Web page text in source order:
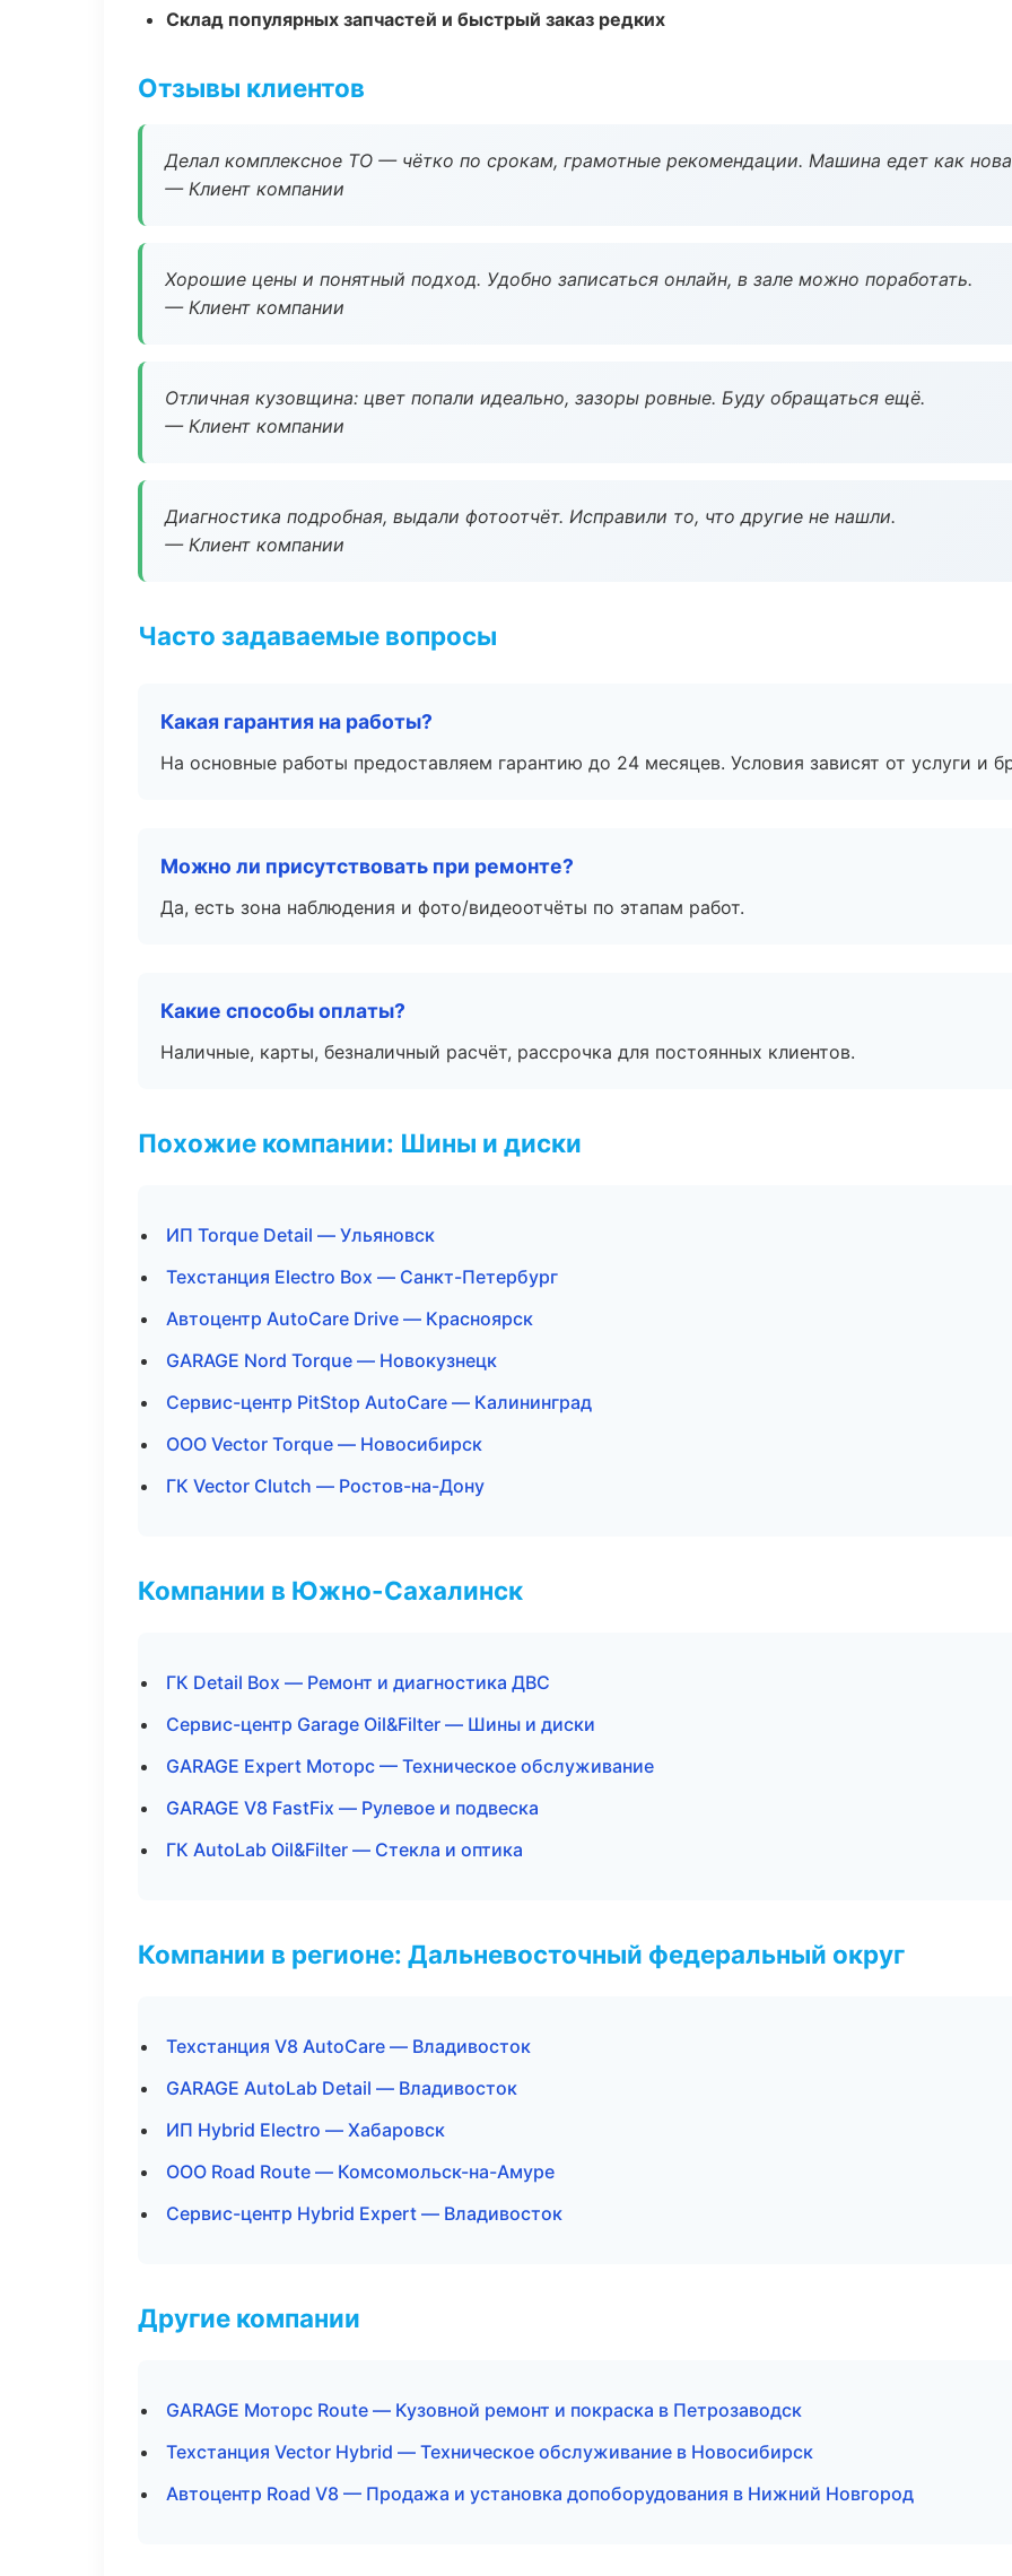
Склад популярных запчастей и быстрый заказ редких
Отзывы клиентов
Делал комплексное ТО — чётко по срокам, грамотные рекомендации. Машина едет как
— Клиент компании
Хорошие цены и понятный подход. Удобно записаться онлайн, в зале можно поработать.
— Клиент компании
Отличная кузовщина: цвет попали идеально, зазоры ровные. Буду обращаться ещё.
— Клиент компании
Диагностика подробная, выдали фотоотчёт. Исправили то, что другие не нашли.
— Клиент компании
Часто задаваемые вопросы
Какая гарантия на работы?
На основные работы предоставляем гарантию до 24 месяцев. Условия зависят от услуги и
Можно ли присутствовать при ремонте?
Да, есть зона наблюдения и фото/видеоотчёты по этапам работ.
Какие способы оплаты?
Наличные, карты, безналичный расчёт, рассрочка для постоянных клиентов.
Похожие компании: Шины и диски
ИП Torque Detail — Ульяновск
Техстанция Electro Box — Санкт-Петербург
Автоцентр AutoCare Drive — Красноярск
GARAGE Nord Torque — Новокузнецк
Сервис-центр PitStop AutoCare — Калининград
ООО Vector Torque — Новосибирск
ГК Vector Clutch — Ростов-на-Дону
Компании в Южно-Сахалинск
ГК Detail Box — Ремонт и диагностика ДВС
Сервис-центр Garage Oil&Filter — Шины и диски
GARAGE Expert Моторс — Техническое обслуживание
GARAGE V8 FastFix — Рулевое и подвеска
ГК AutoLab Oil&Filter — Стекла и оптика
Компании в регионе: Дальневосточный федеральный округ
Техстанция V8 AutoCare — Владивосток
GARAGE AutoLab Detail — Владивосток
ИП Hybrid Electro — Хабаровск
ООО Road Route — Комсомольск-на-Амуре
Сервис-центр Hybrid Expert — Владивосток
Другие компании
GARAGE Моторс Route — Кузовной ремонт и покраска в Петрозаводск
Техстанция Vector Hybrid — Техническое обслуживание в Новосибирск
Автоцентр Road V8 — Продажа и установка допоборудования в Нижний Новгород